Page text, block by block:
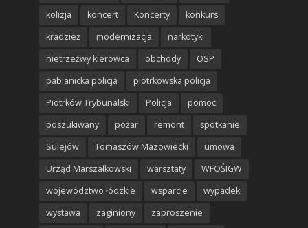
kolizja
koncert Koncerty
konkurs
kradzież
modernizacja
narkotyki
nietrzeźwy kierowca
obchody
OSP
pabianicka policja
piotrkowska policja
Piotrków Trybunalski
Policja
pomoc
poszukiwany
pożar remont
spotkanie
Sulejów
Tomaszów Mazowiecki
umowa
Urząd Marszałkowski
warsztaty
WFOŚIGW
województwo łódzkie
wsparcie
wypadek
wystawa
zaginiony zaproszenie